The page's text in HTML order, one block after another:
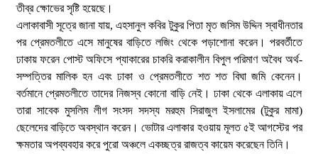
তীব্র ক্ষোভের সৃষ্টি হয়েছে।
​এলাকাবাসী সূত্রে জানা যায়, এহসানুল কবির টুকুর পিতা মৃত জসিম উদ্দিন স্বাধীনতার
পর প্রেমতলীতে এসে মানুষের বাড়িতে লজিং থেকে পড়াশোনা করেন। পরবর্তীতে
ঢাকায় ফরেন পোস্ট অফিসে প্যাকারের চাকরি করাকালীন বিপুল পরিমাণ অবৈধ অর্থ-
সম্পত্তির মালিক হন এবং ঢাকা ও প্রেমতলীতে শত শত বিঘা জমি কেনেন।
বর্তমানে প্রেমতলীতে তাদের নিজস্ব কোনো বাড়ি নেই। ঢাকা থেকে এলাকায় এলে
তারা সাবেক মুসলিম লীগ সংসদ সদস্য মরহুম সিরাজুল ইসলামের (টুকুর মামা)
ছেলেদের বাড়িতে অবস্থান করেন। ভোটার এলাকার হওয়ায় মূলত ৫ই আগস্টের পর
ক্ষমতার অপব্যবহার করে পুরো অঞ্চলে একচ্ছত্র রাজত্ব কায়েম করেছেন তিনি।